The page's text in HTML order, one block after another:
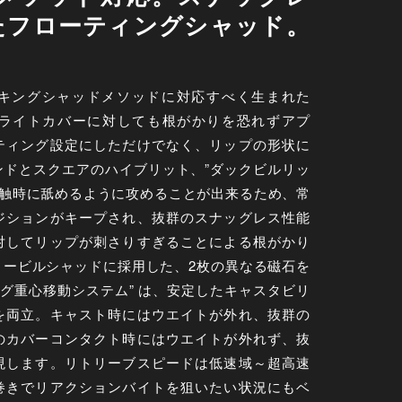
ローティングシャッド。
ングシャッドメソッドに対応すべく生まれた
イトカバーに対しても根がかりを恐れずアプ
ング設定にしただけでなく、リップの形状に
とスクエアのハイブリット、”ダックビルリッ
時に舐めるように攻めることが出来るため、常
ョンがキープされ、抜群のスナッグレス性能
てリップが刺さりすぎることによる根がかり
ビルシャッドに採用した、2枚の異なる磁石を
重心移動システム” は、安定したキャスタビリ
立。キャスト時にはウエイトが外れ、抜群の
バーコンタクト時にはウエイトが外れず、抜
ます。リトリーブスピードは低速域～超高速
でリアクションバイトを狙いたい状況にもベ